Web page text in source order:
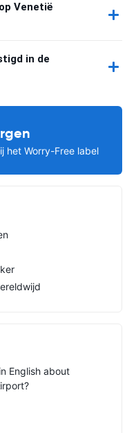
Venetië
in de
het Worry-Free label
English about